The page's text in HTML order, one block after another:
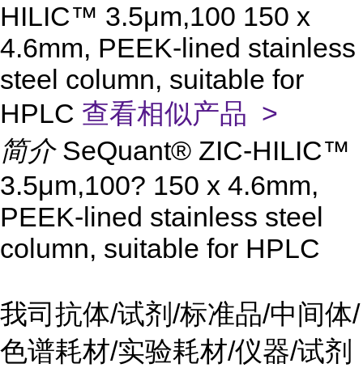
HILIC™ 3.5μm,100 150 x
4.6mm, PEEK-lined stainless
steel column, suitable for
HPLC 查看相似产品 >
简介 SeQuant® ZIC-HILIC™
3.5μm,100? 150 x 4.6mm,
PEEK-lined stainless steel
column, suitable for HPLC
我司抗体/试剂/标准品/中间体/
色谱耗材/实验耗材/仪器/试剂